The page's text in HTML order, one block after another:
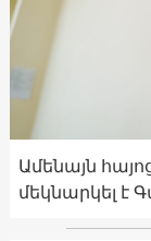
Ամենայն
մեկնարկել է